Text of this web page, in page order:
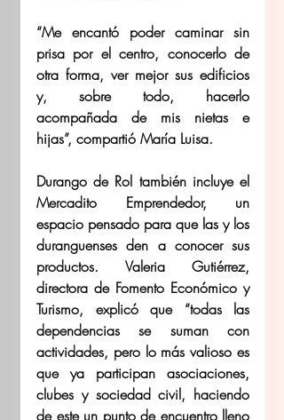
“Me encantó poder caminar sin
prisa por el centro, conocerlo de
otra forma, ver mejor sus edificios
y, sobre todo, hacerlo
acompañada de mis nietas e
hijas”, compartió María Luisa.
Durango de Rol también incluye el
Mercadito Emprendedor, un
espacio pensado para que las y los
duranguenses den a conocer sus
productos. Valeria Gutiérrez,
directora de Fomento Económico y
Turismo, explicó que “todas las
dependencias se suman con
actividades, pero lo más valioso es
que ya participan asociaciones,
clubes y sociedad civil, haciendo
de este un punto de encuentro lleno